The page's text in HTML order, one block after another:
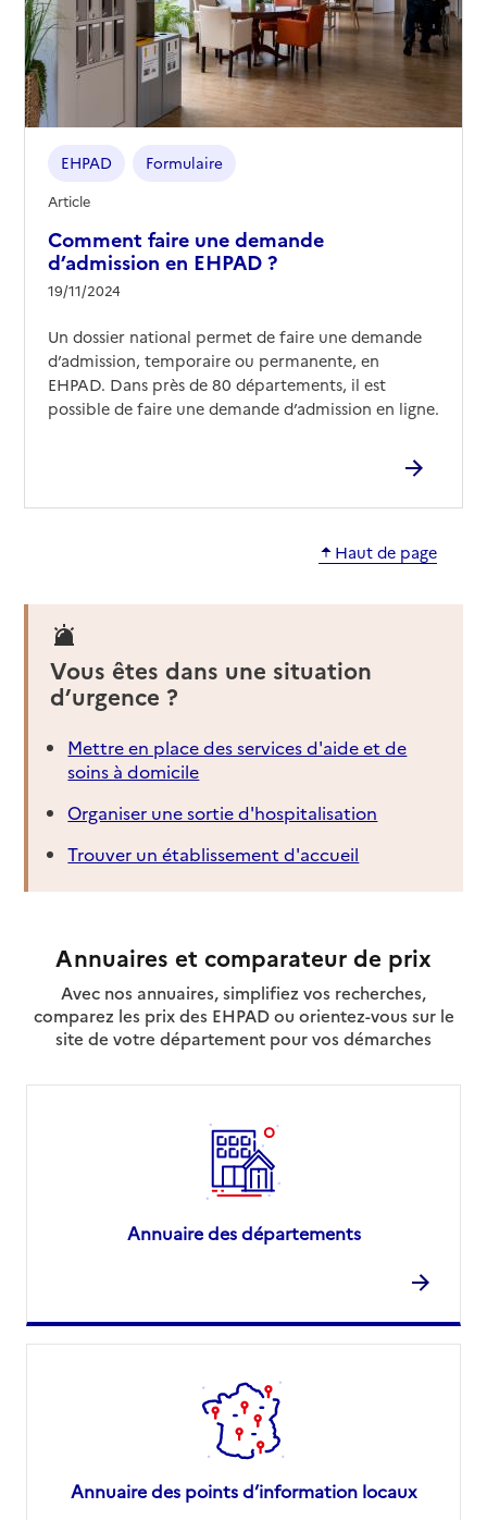
Comment faire une demande
d’admission en EHPAD ?
19/11/2024
EHPAD Formulaire
Article
Un dossier national permet de faire une demande
d’admission, temporaire ou permanente, en
EHPAD. Dans près de 80 départements, il est
possible de faire une demande d’admission en ligne.
Haut de page
Vous êtes dans une situation
d’urgence ?
Mettre en place des services d'aide et de
soins à domicile
Organiser une sortie d'hospitalisation
Trouver un établissement d'accueil
Annuaires et comparateur de prix
Avec nos annuaires, simplifiez vos recherches,
comparez les prix des EHPAD ou orientez-vous sur le
site de votre département pour vos démarches
Annuaire des départements
Annuaire des points d’information locaux